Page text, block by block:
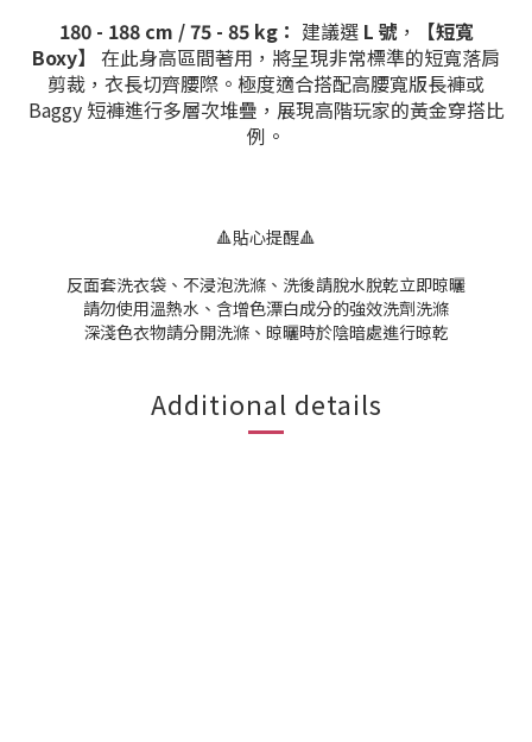
180 - 188 cm / 75 - 85 kg： 建議選 L 號，
【短寬
Boxy】 在此身高區間著用，將呈現非常標準的短寬落肩
剪裁，衣長切齊腰際。極度適合搭配高腰寬版長褲或
Baggy 短褲進行多層次堆疊，展現高階玩家的黃金穿搭比
例。
🔺貼心提醒🔺
反面套洗衣袋、不浸泡洗滌、洗後請脫水脫乾立即晾曬
請勿使用溫熱水、含增色漂白成分的強效洗劑洗滌
深淺色衣物請分開洗滌、晾曬時於陰暗處進行晾乾
Additional details